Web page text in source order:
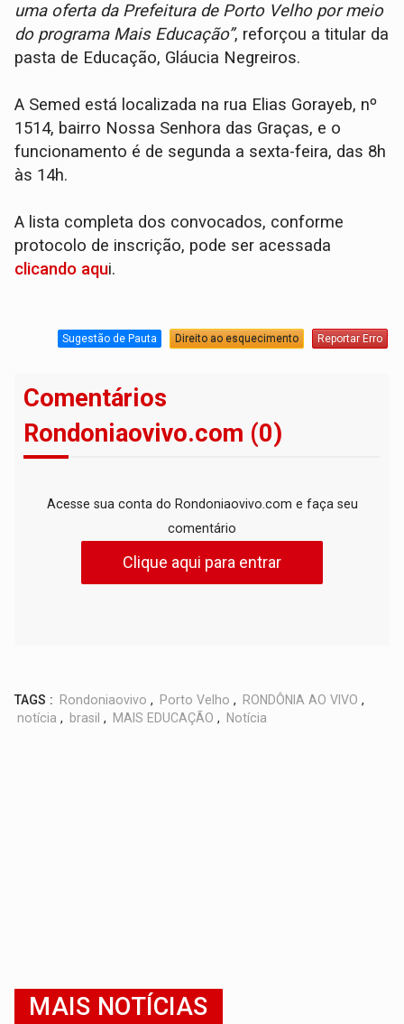
uma oferta da Prefeitura de Porto Velho por meio
do programa Mais Educação”, reforçou a titular da
pasta de Educação, Gláucia Negreiros.
A Semed está localizada na rua Elias Gorayeb, nº
1514, bairro Nossa Senhora das Graças, e o
funcionamento é de segunda a sexta-feira, das 8h
às 14h.
A lista completa dos convocados, conforme
protocolo de inscrição, pode ser acessada
clicando aqui.
Sugestão de Pauta Direito ao esquecimento Reportar Erro
Comentários
Rondoniaovivo.com (0)
Acesse sua conta do Rondoniaovivo.com e faça seu
comentário
Clique aqui para entrar
TAGS : Rondoniaovivo , Porto Velho , RONDÔNIA AO VIVO ,
notícia , brasil , MAIS EDUCAÇÃO , Notícia
MAIS NOTÍCIAS